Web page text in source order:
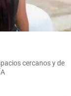
cercanos y de